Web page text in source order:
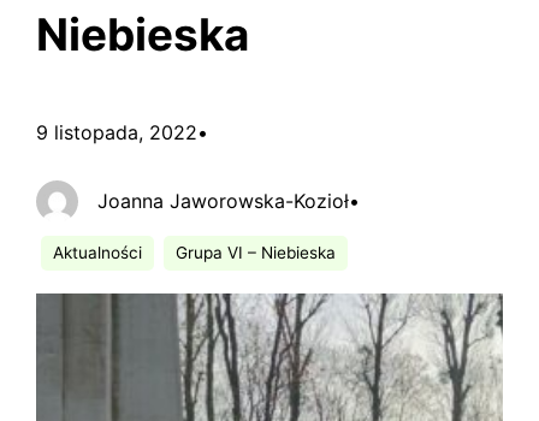
Niebieska
9 listopada, 2022•
Joanna Jaworowska-Kozioł•
Aktualności Grupa VI – Niebieska